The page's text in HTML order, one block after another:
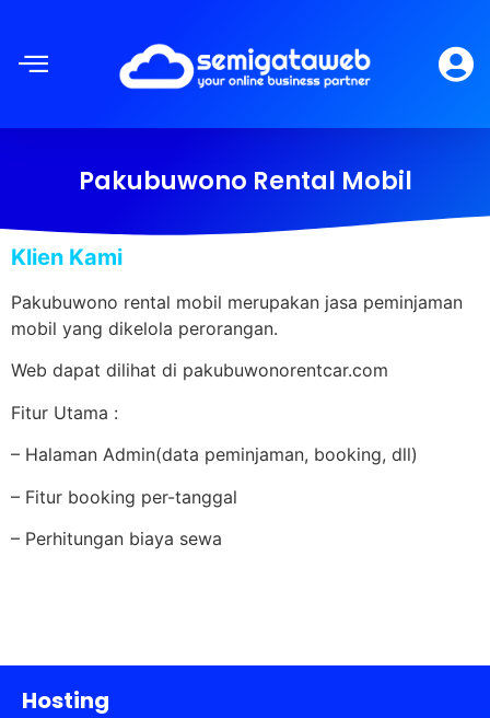
Pakubuwono Rental Mobil
Klien Kami
Pakubuwono rental mobil merupakan jasa peminjaman
mobil yang dikelola perorangan.
Web dapat dilihat di pakubuwonorentcar.com
Fitur Utama :
– Halaman Admin(data peminjaman, booking, dll)
– Fitur booking per-tanggal
– Perhitungan biaya sewa
Hosting